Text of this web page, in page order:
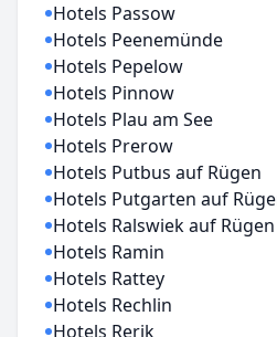
Hotels Passow
Hotels Peenemünde
Hotels Pepelow
Hotels Pinnow
Hotels Plau am See
Hotels Prerow
Hotels Putbus auf Rügen
Hotels Putgarten auf
Hotels Ralswiek auf Rügen
Hotels Ramin
Hotels Rattey
Hotels Rechlin
Hotels Rerik